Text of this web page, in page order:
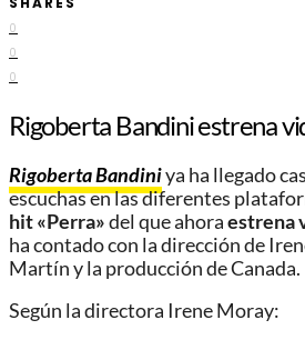
0
0
0
Rigoberta Bandini estrena
Rigoberta Bandiniya ha llegado
escuchas en las diferentes
hit «Perra»del que ahoraestrena
ha contado con la dirección de
Martín y la producción de Canada.
Según la directora Irene Moray: